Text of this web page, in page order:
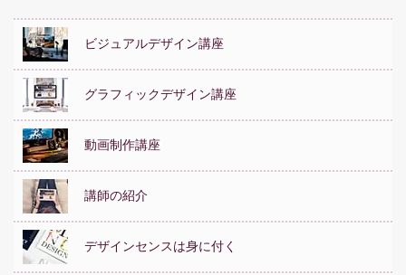
ビジュアルデザイン講座
グラフィックデザイン講座
動画制作講座
講師の紹介
デザインセンスは身に付く